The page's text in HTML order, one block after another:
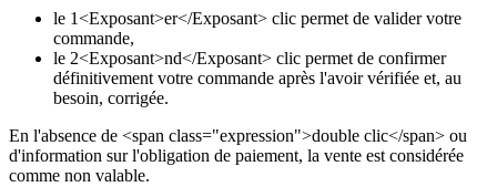
le 1<Exposant>er</Exposant> clic permet de valider votre
commande,
le 2<Exposant>nd</Exposant> clic permet de confirmer
définitivement votre commande après l'avoir vérifiée et, au
besoin, corrigée.
En l'absence de <span class="expression">double clic</span> ou
d'information sur l'obligation de paiement, la vente est considérée
comme non valable.